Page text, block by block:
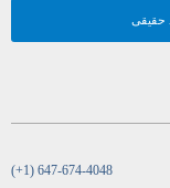
حقیقی
(+1) 647-674-4048